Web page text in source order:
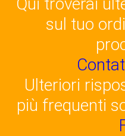
sul tuo
Ulteriori
più frequenti